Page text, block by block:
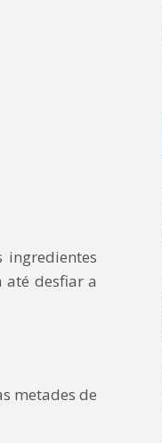
ingredientes
até desfiar a
metades de